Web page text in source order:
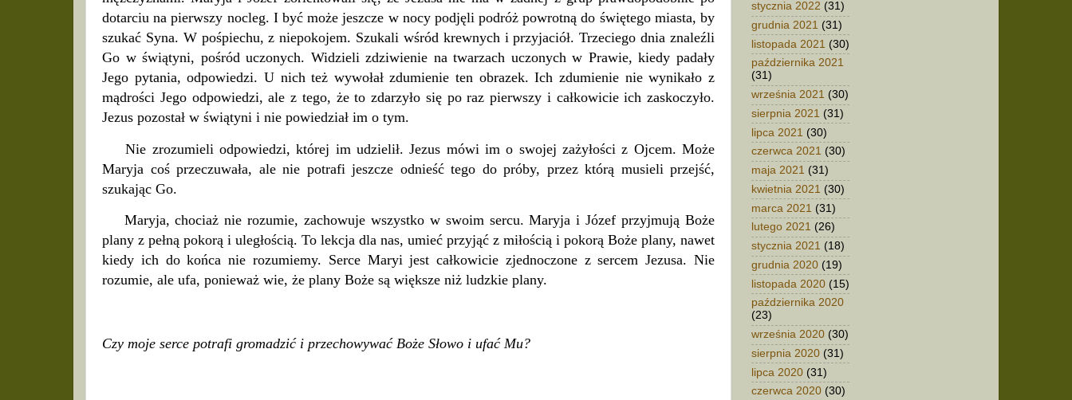
dotarciu na pierwszy nocleg. I być może jeszcze w nocy podjęli podróż powrotną do świętego miasta, by
szukać Syna. W pośpiechu, z niepokojem. Szukali wśród krewnych i przyjaciół. Trzeciego dnia znaleźli
Go w świątyni, pośród uczonych. Widzieli zdziwienie na twarzach uczonych w Prawie, kiedy padały
Jego pytania, odpowiedzi. U nich też wywołał zdumienie ten obrazek. Ich zdumienie nie wynikało z
mądrości Jego odpowiedzi, ale z tego, że to zdarzyło się po raz pierwszy i całkowicie ich zaskoczyło.
Jezus pozostał w świątyni i nie powiedział im o tym.
Nie zrozumieli odpowiedzi, której im udzielił. Jezus mówi im o swojej zażyłości z Ojcem. Może
Maryja coś przeczuwała, ale nie potrafi jeszcze odnieść tego do próby, przez którą musieli przejść,
szukając Go.
Maryja, chociaż nie rozumie, zachowuje wszystko w swoim sercu. Maryja i Józef przyjmują Boże
plany z pełną pokorą i uległością. To lekcja dla nas, umieć przyjąć z miłością i pokorą Boże plany, nawet
kiedy ich do końca nie rozumiemy. Serce Maryi jest całkowicie zjednoczone z sercem Jezusa. Nie
rozumie, ale ufa, ponieważ wie, że plany Boże są większe niż ludzkie plany.
Czy moje serce potrafi gromadzić i przechowywać Boże Słowo i ufać Mu?
stycznia 2022 (31)
grudnia 2021 (31)
listopada 2021 (30)
października 2021
(31)
września 2021 (30)
sierpnia 2021 (31)
lipca 2021 (30)
czerwca 2021 (30)
maja 2021 (31)
kwietnia 2021 (30)
marca 2021 (31)
lutego 2021 (26)
stycznia 2021 (18)
grudnia 2020 (19)
listopada 2020 (15)
października 2020
(23)
września 2020 (30)
sierpnia 2020 (31)
lipca 2020 (31)
czerwca 2020 (30)